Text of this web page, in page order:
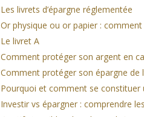
Les livrets d’épargne réglementée
Or physique ou or papier : comment
Le livret A
Comment protéger son argent en
Comment protéger son épargne de
Pourquoi et comment se constituer
Investir vs épargner : comprendre